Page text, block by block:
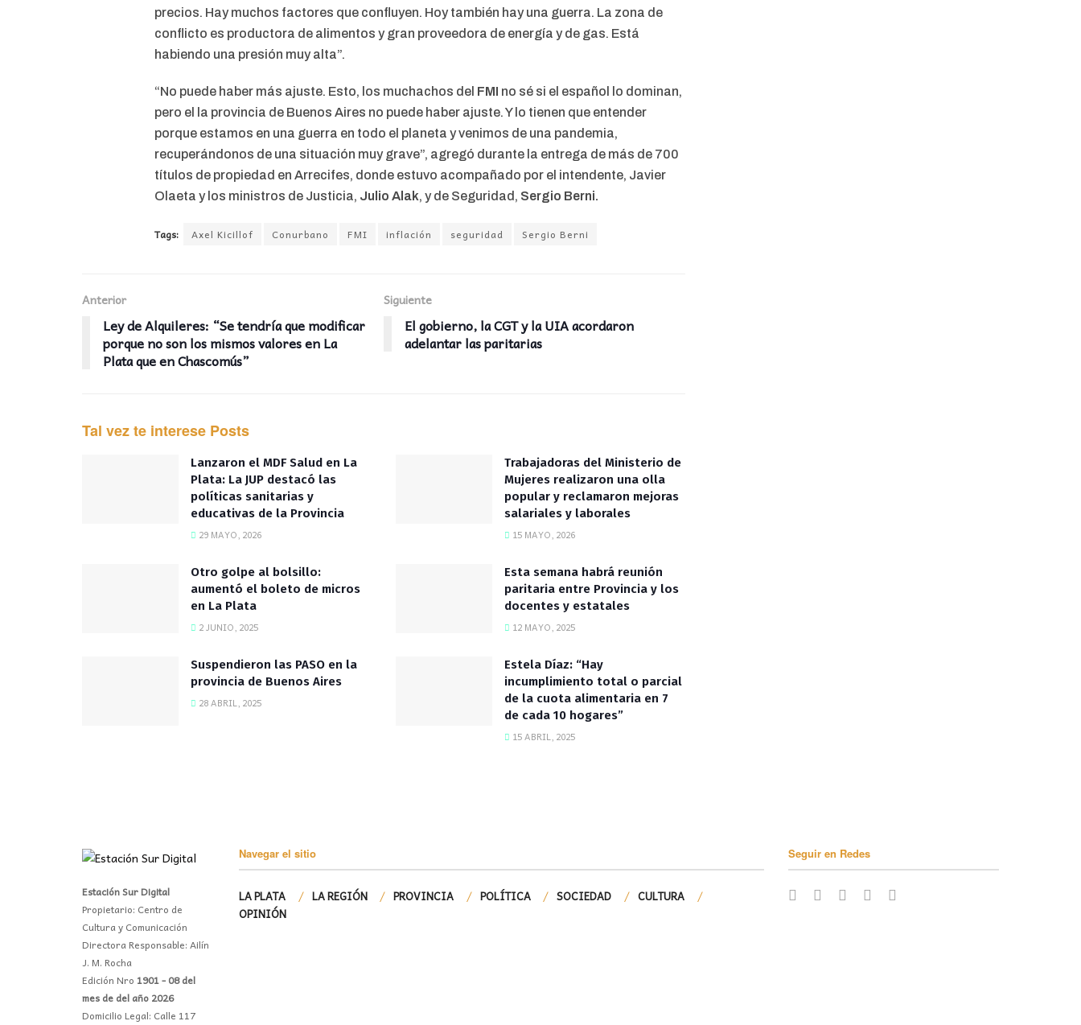
precios. Hay muchos factores que confluyen. Hoy también hay una guerra. La zona de
conflicto es productora de alimentos y gran proveedora de energía y de gas. Está
habiendo una presión muy alta”.
“No puede haber más ajuste. Esto, los muchachos del FMI no sé si el español lo dominan,
pero el la provincia de Buenos Aires no puede haber ajuste. Y lo tienen que entender
porque estamos en una guerra en todo el planeta y venimos de una pandemia,
recuperándonos de una situación muy grave”, agregó durante la entrega de más de 700
títulos de propiedad en Arrecifes, donde estuvo acompañado por el intendente, Javier
Olaeta y los ministros de Justicia, Julio Alak, y de Seguridad, Sergio Berni.
Tags: Axel Kicillof Conurbano FMI inflación seguridad Sergio Berni
Anterior
Ley de Alquileres: “Se tendría que modificar
porque no son los mismos valores en La
Plata que en Chascomús”
Siguiente
El gobierno, la CGT y la UIA acordaron
adelantar las paritarias
Tal vez te interese Posts
Lanzaron el MDF Salud en La
Plata: La JUP destacó las
políticas sanitarias y
educativas de la Provincia
29 MAYO, 2026
Trabajadoras del Ministerio de
Mujeres realizaron una olla
popular y reclamaron mejoras
salariales y laborales
15 MAYO, 2026
Otro golpe al bolsillo:
aumentó el boleto de micros
en La Plata
2 JUNIO, 2025
Esta semana habrá reunión
paritaria entre Provincia y los
docentes y estatales
12 MAYO, 2025
Suspendieron las PASO en la
provincia de Buenos Aires
28 ABRIL, 2025
Estela Díaz: “Hay
incumplimiento total o parcial
de la cuota alimentaria en 7
de cada 10 hogares”
15 ABRIL, 2025
Estación Sur Digital
Propietario: Centro de
Cultura y Comunicación
Directora Responsable: Ailín
J. M. Rocha
Edición Nro 1901 - 08 del
mes de del año 2026
Domicilio Legal: Calle 117
Navegar el sitio
LA PLATA LA REGIÓN PROVINCIA POLÍTICA SOCIEDAD
CULTURA
OPINIÓN
Seguir en Redes